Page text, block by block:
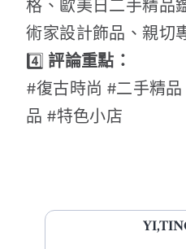
格、歐美日二手精品
術家設計飾品、親切
4️⃣ 評論重點：
#復古時尚 #二手精
品 #特色小店